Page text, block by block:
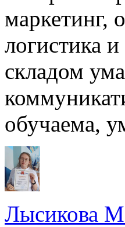
маркетинг,
логистика
складом
обучаема,
Лысикова